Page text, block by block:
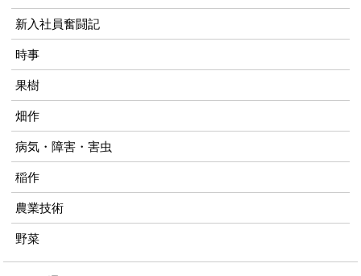
新入社員奮闘記
時事
果樹
畑作
病気・障害・害虫
稲作
農業技術
野菜